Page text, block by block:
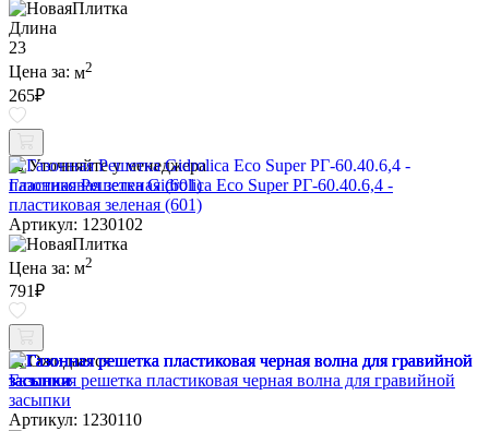
Длина
23
Цена за: м2
265₽
Уточняйте у менеджера
Газонная Решетка Gidrolica Eco Super РГ-60.40.6,4 -
пластиковая зеленая (601)
Артикул: 1230102
Цена за: м2
791₽
Ожидается
Газонная решетка пластиковая черная волна для гравийной
засыпки
Артикул: 1230110